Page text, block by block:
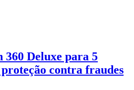
Deluxe para 5
contra fraudes